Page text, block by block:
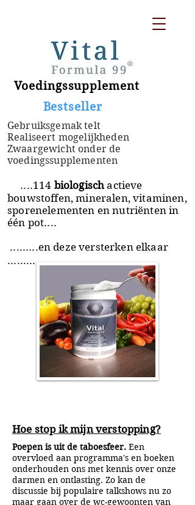
Voedingssupplement
​ Bestseller
Gebruiksgemak telt
Realiseert mogelijkheden
Zwaargewicht onder de
voedingssupplementen
....114 biologischactieve
bouwstoffen, mineralen, vitaminen,
sporenelementen en nutriënten in
één pot....
.........en deze versterken elkaar
.........
Hoe stop ik mijn verstopping?
Poepen is uit de taboesfeer. Een
overvloed aan programma's en boeken
onderhouden ons met kennis over onze
darmen en ontlasting. Zo kan de
discussie bij populaire talkshows nu zo
maar gaan over de wc-gewoonten van